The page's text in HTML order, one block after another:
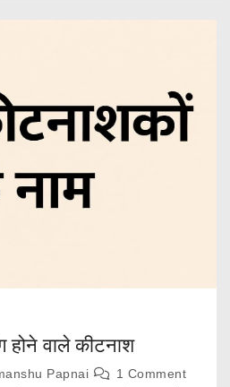
होने वाले कीटनाश
Papnai 1 Comment